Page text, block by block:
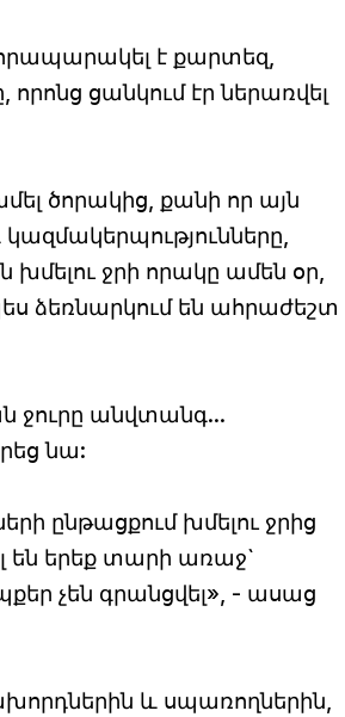
է քարտեզ,
ցանկում էր ներառվել
ծորակից, քանի որ այն
խմելու ջրի որակը ամեն օր,
ձեռնարկում են ահրաժեշտ
ջուրը անվտանգ...
նա:
ընթացքում խմելու ջրից
են երեք տարի առաջ`
չեն գրանցվել», - ասաց
և սպառողներին,